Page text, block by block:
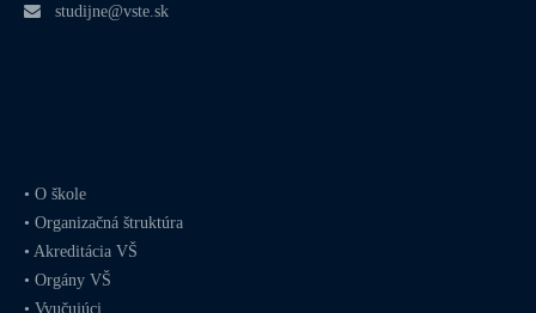
studijne@vste.sk
•O škole
•Organizačná štruktúra
• Akreditácia VŠ
•Orgány VŠ
• Vyučujúci